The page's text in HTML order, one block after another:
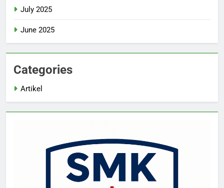
July 2025
June 2025
Categories
Artikel